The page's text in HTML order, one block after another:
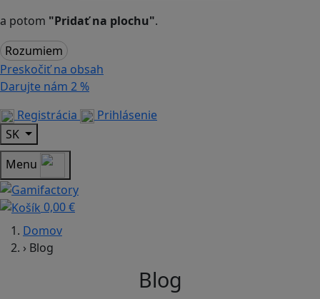
a potom "Pridať na plochu".
Rozumiem
Preskočiť na obsah
Darujte nám 2 %
Registrácia
Prihlásenie
SK
Menu
0,00 €
Domov
› Blog
Blog